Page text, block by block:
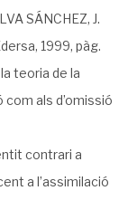
SÁNCHEZ, J.
1999, pàg.
teoria de la
als d’omissió
contrari a
a l’assimilació